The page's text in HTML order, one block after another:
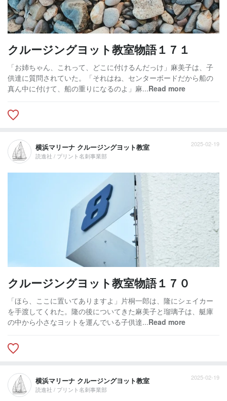
クルージングヨット教室物語１７１
「お姉ちゃん、これって、どこに付けるんだっけ」麻美子は、子
供達に質問されていた。「それはね、センターボードだから船の
真ん中に付けて、船の重りになるのよ」麻...Read more
横浜マリーナ クルージングヨット教室
読進社 / プリント名刺事業部
2025-02-19
クルージングヨット教室物語１７０
「ほら、ここに置いてありますよ」片桐一郎は、隆にシェイカー
を手渡してくれた。隆の後についてきた麻美子と瑠璃子は、艇庫
の中から小さなヨットを運んでいる子供達...Read more
横浜マリーナ クルージングヨット教室
読進社 / プリント名刺事業部
2025-02-19